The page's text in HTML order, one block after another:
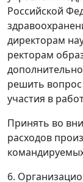
Российской
директорам
ректорам
решить
участия в
Принять во
расходов
6.